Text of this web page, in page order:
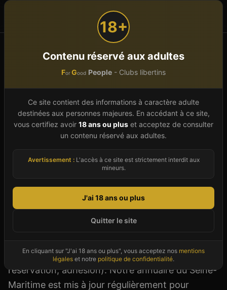
18+
Contenu réservé aux adultes
ForGood People - Clubs libertins
Ce site contient des informations à caractère adulte
destinées aux personnes majeures. En accédant à ce site,
vous certifiez avoir 18 ans ou plus et acceptez de consulter
un contenu réservé aux adultes.
Avertissement :L'accès à ce site est strictement interdit aux
mineurs.
J'ai 18 ans ou plus
Quitter le site
En cliquant sur "J'ai 18 ans ou plus", vous acceptez nos mentions
légales et notre politique de confidentialité.
Accueil Normandie Seine-Maritime (76)
Club libertinSeine-
Maritime (76)
Trouvez un club libertin dans le Seine-Maritime
(76) parmi les 11 établissements référencés en
scène libertine riche et variée avec des clubs
vous renseigne sur les prestations proposées
(espace couples, sauna, jacuzzi, bar, piste de
danse, salles thématiques), les soirées
thème) et les conditions d'accès (dress code,
réservation, adhésion). Notre annuaire du Seine-
Maritime est mis à jour régulièrement pour